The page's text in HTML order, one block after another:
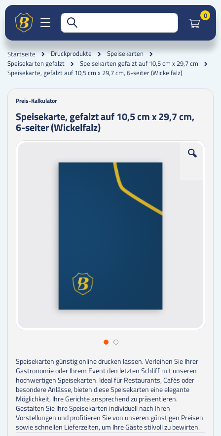
0
Startseite Druckprodukte
Speisekarten
Speisekarten gefalzt
Speisekarten gefalzt auf 10,5 cm x 29,7 cm
Speisekarte, gefalzt auf 10,5 cm x 29,7 cm, 6-seiter (Wickelfalz)
Preis-Kalkulator
Speisekarte, gefalzt auf 10,5 cm x 29,7 cm,
6-seiter (Wickelfalz)
Zum
Zum
Speisekarten günstig online drucken lassen.Verleihen Sie Ihrer
Gastronomie oder Ihrem Event den letzten Schliff mit unseren
hochwertigen Speisekarten. Ideal für Restaurants, Cafés oder
besondere Anlässe, bieten diese Speisekarten eine elegante
Möglichkeit, Ihre Gerichte ansprechend zu präsentieren.
Gestalten Sie Ihre Speisekarten individuell nach Ihren
Vorstellungen und profitieren Sie von unseren günstigen Preisen
sowie schnellen Lieferzeiten, um Ihre Gäste stilvoll zu bewirten.